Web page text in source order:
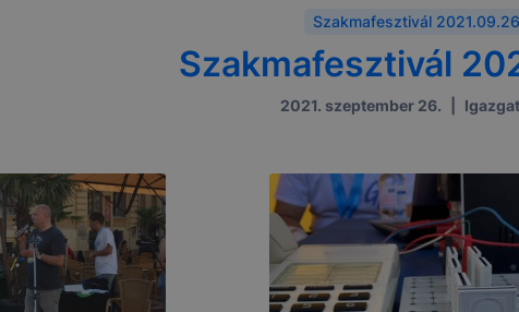
Szakmafesztivál
Szakmafesztivál
2021. szeptember 26.